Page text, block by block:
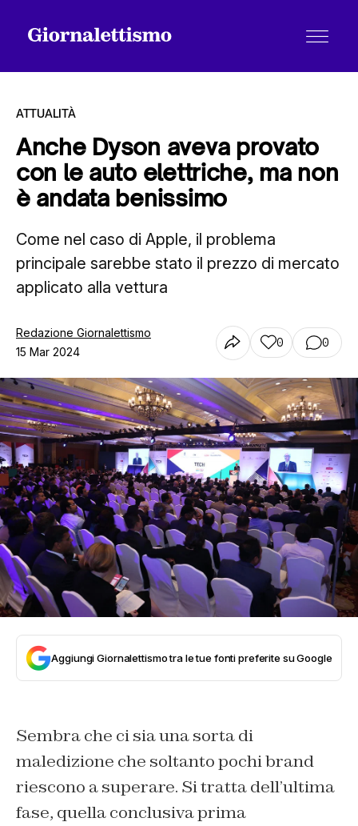
Tutti gli articoli
Chi siamo
Contatti
ATTUALITÀ
Anche Dyson aveva provato
con le auto elettriche, ma non
è andata benissimo
Come nel caso di Apple, il problema
principale sarebbe stato il prezzo di mercato
applicato alla vettura
Redazione Giornalettismo
15 Mar 2024
0 0
Aggiungi Giornalettismo tra le tue fonti preferite su Google
Sembra che ci sia una sorta di
maledizione che soltanto pochi brand
riescono a superare. Si tratta dell’ultima
fase, quella conclusiva prima